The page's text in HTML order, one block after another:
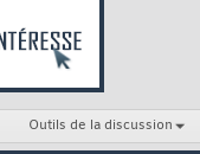
Outils de la discussion